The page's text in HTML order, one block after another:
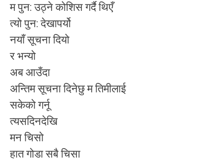
म पुन: उठ्ने कोशिस गर्दै थिएँ
त्यो पुन: देखापर्यो
नयाँ सूचना दियो
र भन्यो
अब आउँदा
अन्तिम सूचना दिनेछु म तिमीलाई
सकेको गर्नू
त्यसदिनदेखि
मन चिसो
हात गोडा सबै चिसा